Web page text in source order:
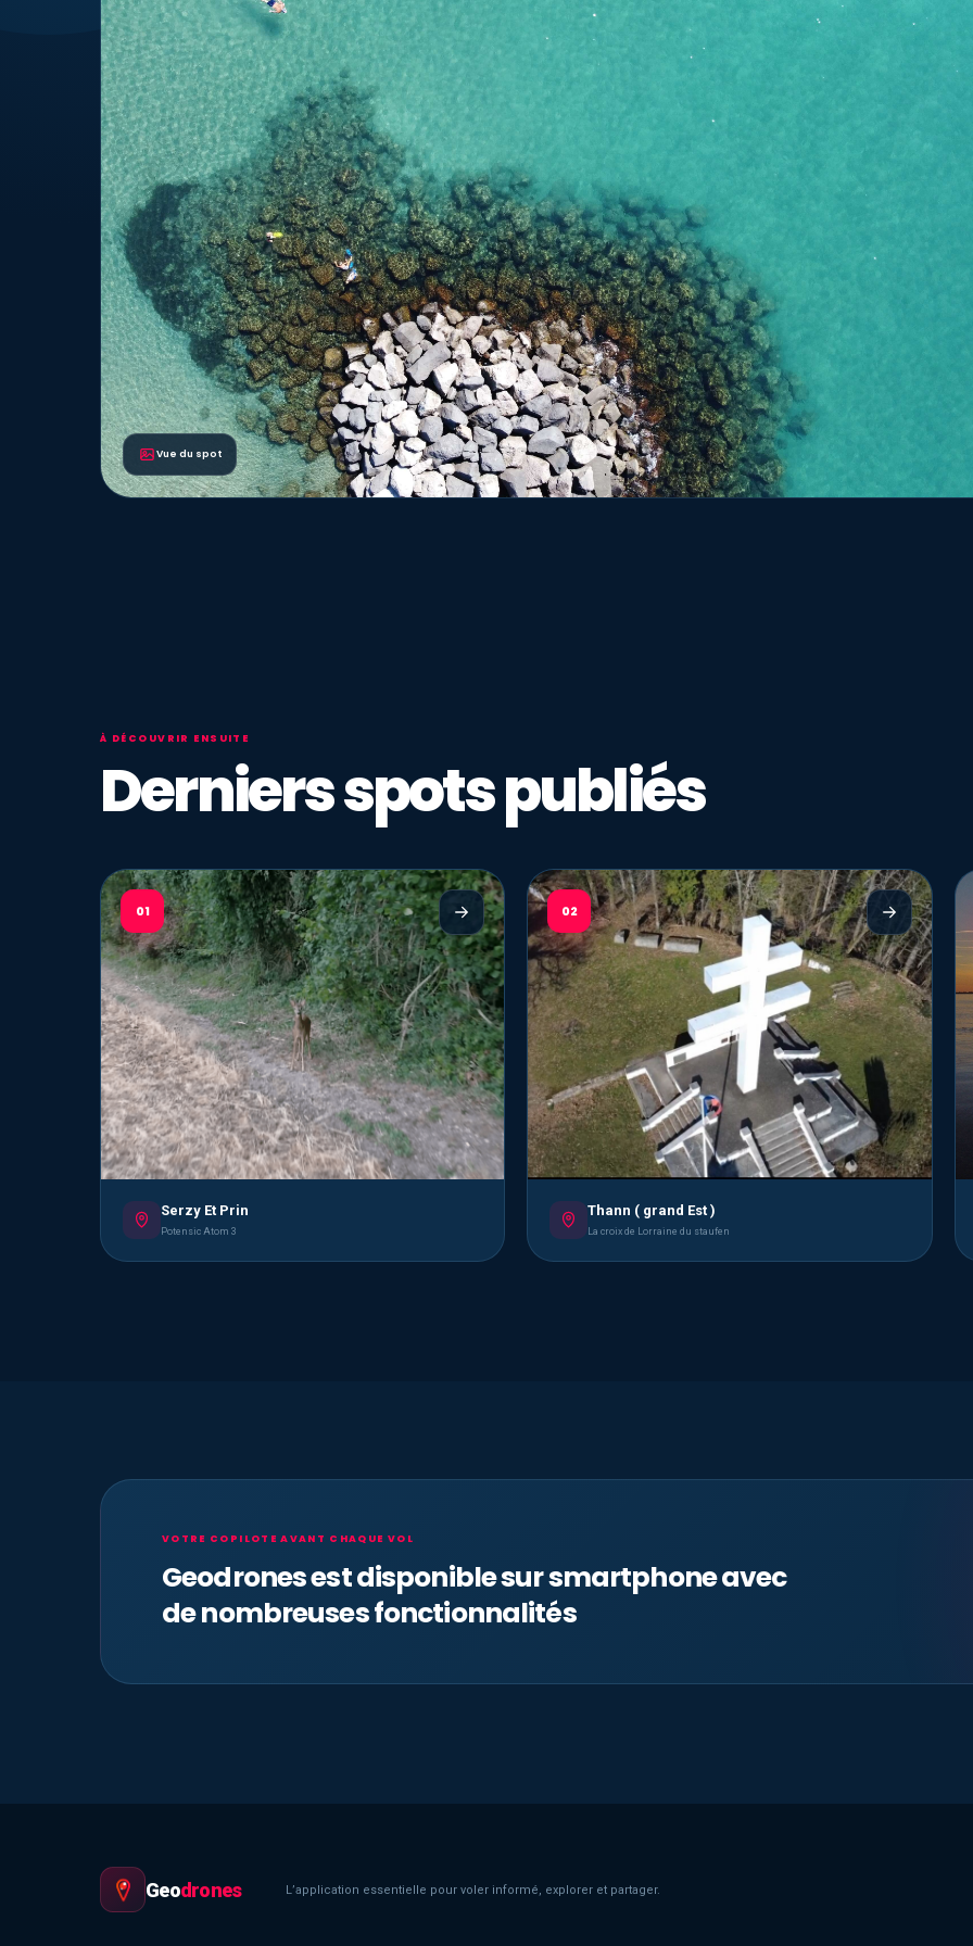
Vue du spot
À DÉCOUVRIR ENSUITE
Derniers spots publiés
01
Serzy Et Prin
Potensic Atom 3
02
Thann ( grand Est )
La croix de Lorraine du staufen
VOTRE COPILOTE AVANT CHAQUE VOL
Geodrones est disponible sur smartphone avec
de nombreuses fonctionnalités
Geodrones L’application essentielle pour voler informé, explorer et partager.